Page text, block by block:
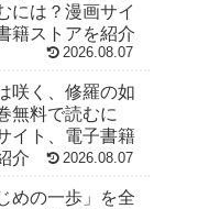
には？漫画サイ
籍ストアを紹介
2026.08.07
咲く、修羅の如
無料で読むに
イト、電子書籍
介
2026.08.07
めの一歩」を全